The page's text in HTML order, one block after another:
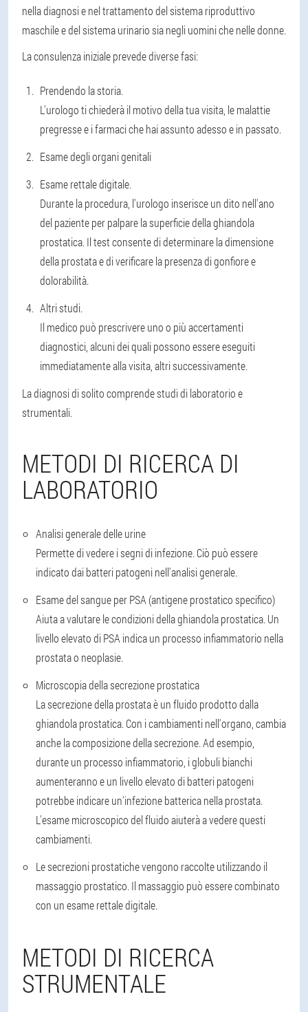
nella diagnosi e nel trattamento del sistema riproduttivo
maschile e del sistema urinario sia negli uomini che nelle donne.
La consulenza iniziale prevede diverse fasi:
Prendendo la storia.
L'urologo ti chiederà il motivo della tua visita, le malattie
pregresse e i farmaci che hai assunto adesso e in passato.
Esame degli organi genitali
Esame rettale digitale.
Durante la procedura, l'urologo inserisce un dito nell'ano
del paziente per palpare la superficie della ghiandola
prostatica. Il test consente di determinare la dimensione
della prostata e di verificare la presenza di gonfiore e
dolorabilità.
Altri studi.
Il medico può prescrivere uno o più accertamenti
diagnostici, alcuni dei quali possono essere eseguiti
immediatamente alla visita, altri successivamente.
La diagnosi di solito comprende studi di laboratorio e
strumentali.
METODI DI RICERCA DI
LABORATORIO
Analisi generale delle urine
Permette di vedere i segni di infezione. Ciò può essere
indicato dai batteri patogeni nell'analisi generale.
Esame del sangue per PSA (antigene prostatico specifico)
Aiuta a valutare le condizioni della ghiandola prostatica. Un
livello elevato di PSA indica un processo infiammatorio nella
prostata o neoplasie.
Microscopia della secrezione prostatica
La secrezione della prostata è un fluido prodotto dalla
ghiandola prostatica. Con i cambiamenti nell'organo, cambia
anche la composizione della secrezione. Ad esempio,
durante un processo infiammatorio, i globuli bianchi
aumenteranno e un livello elevato di batteri patogeni
potrebbe indicare un'infezione batterica nella prostata.
L'esame microscopico del fluido aiuterà a vedere questi
cambiamenti.
Le secrezioni prostatiche vengono raccolte utilizzando il
massaggio prostatico. Il massaggio può essere combinato
con un esame rettale digitale.
METODI DI RICERCA
STRUMENTALE